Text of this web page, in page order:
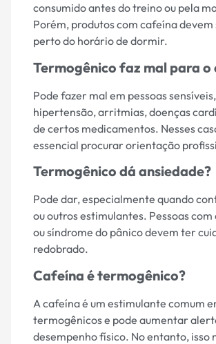
consumido antes do treino ou pela
Porém, produtos com cafeína
perto do horário de dormir.
Termogênico faz mal para o
Pode fazer mal em pessoas
hipertensão, arritmias, doenças
de certos medicamentos. Nesses
essencial procurar orientação
Termogênico dá ansiedade?
Pode dar, especialmente quando
ou outros estimulantes. Pessoas com
ou síndrome do pânico devem ter
redobrado.
Cafeína é termogênico?
A cafeína é um estimulante comum
termogênicos e pode aumentar
desempenho físico. No entanto, isso